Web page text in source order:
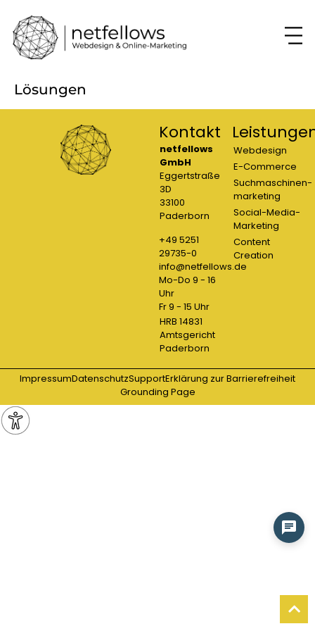
springen
Lösungen
Kontakt
netfellows
GmbH
Eggertstraße
3D
33100
Paderborn
+49 5251
29735-0
info@netfellows.de
Mo-Do 9 - 16
Uhr
Fr 9 - 15 Uhr
HRB 14831
Amtsgericht
Paderborn
Webdesign
E-Commerce
Suchmaschinen­
marketing
Social-Media­
Marketing
Content
Creation
ImpressumDatenschutzSupportErklärung zur Barrierefreiheit
Grounding Page
Weitere Informationen über den gesperrten Inhalt.